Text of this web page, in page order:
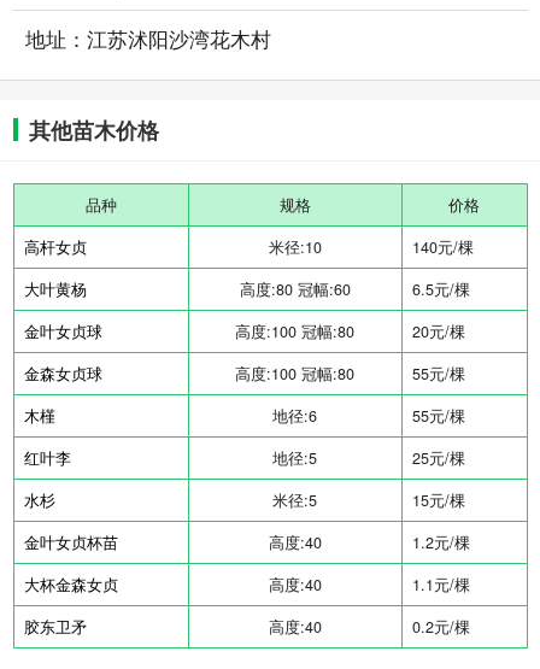
地址：江苏沭阳沙湾花木村
其他苗木价格
品种 规格
价格
高杆女贞
米径:10
140元/棵
大叶黄杨
高度:80 冠幅:60
6.5元/棵
金叶女贞球
高度:100 冠幅:80
20元/棵
金森女贞球
高度:100 冠幅:80
55元/棵
木槿
地径:6
55元/棵
红叶李
地径:5
25元/棵
水杉
米径:5
15元/棵
金叶女贞杯苗
高度:40
1.2元/棵
大杯金森女贞
高度:40
1.1元/棵
胶东卫矛
高度:40 0.2元/棵